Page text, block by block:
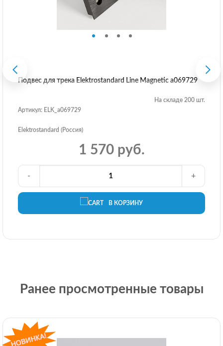
Подвес для трека Elektrostandard Line Magnetic a069729
На складе 200 шт.
Артикул: ELK_a069729
Elektrostandard (Россия)
1 570 руб.
В КОРЗИНУ
- +
Ранее просмотренные товары